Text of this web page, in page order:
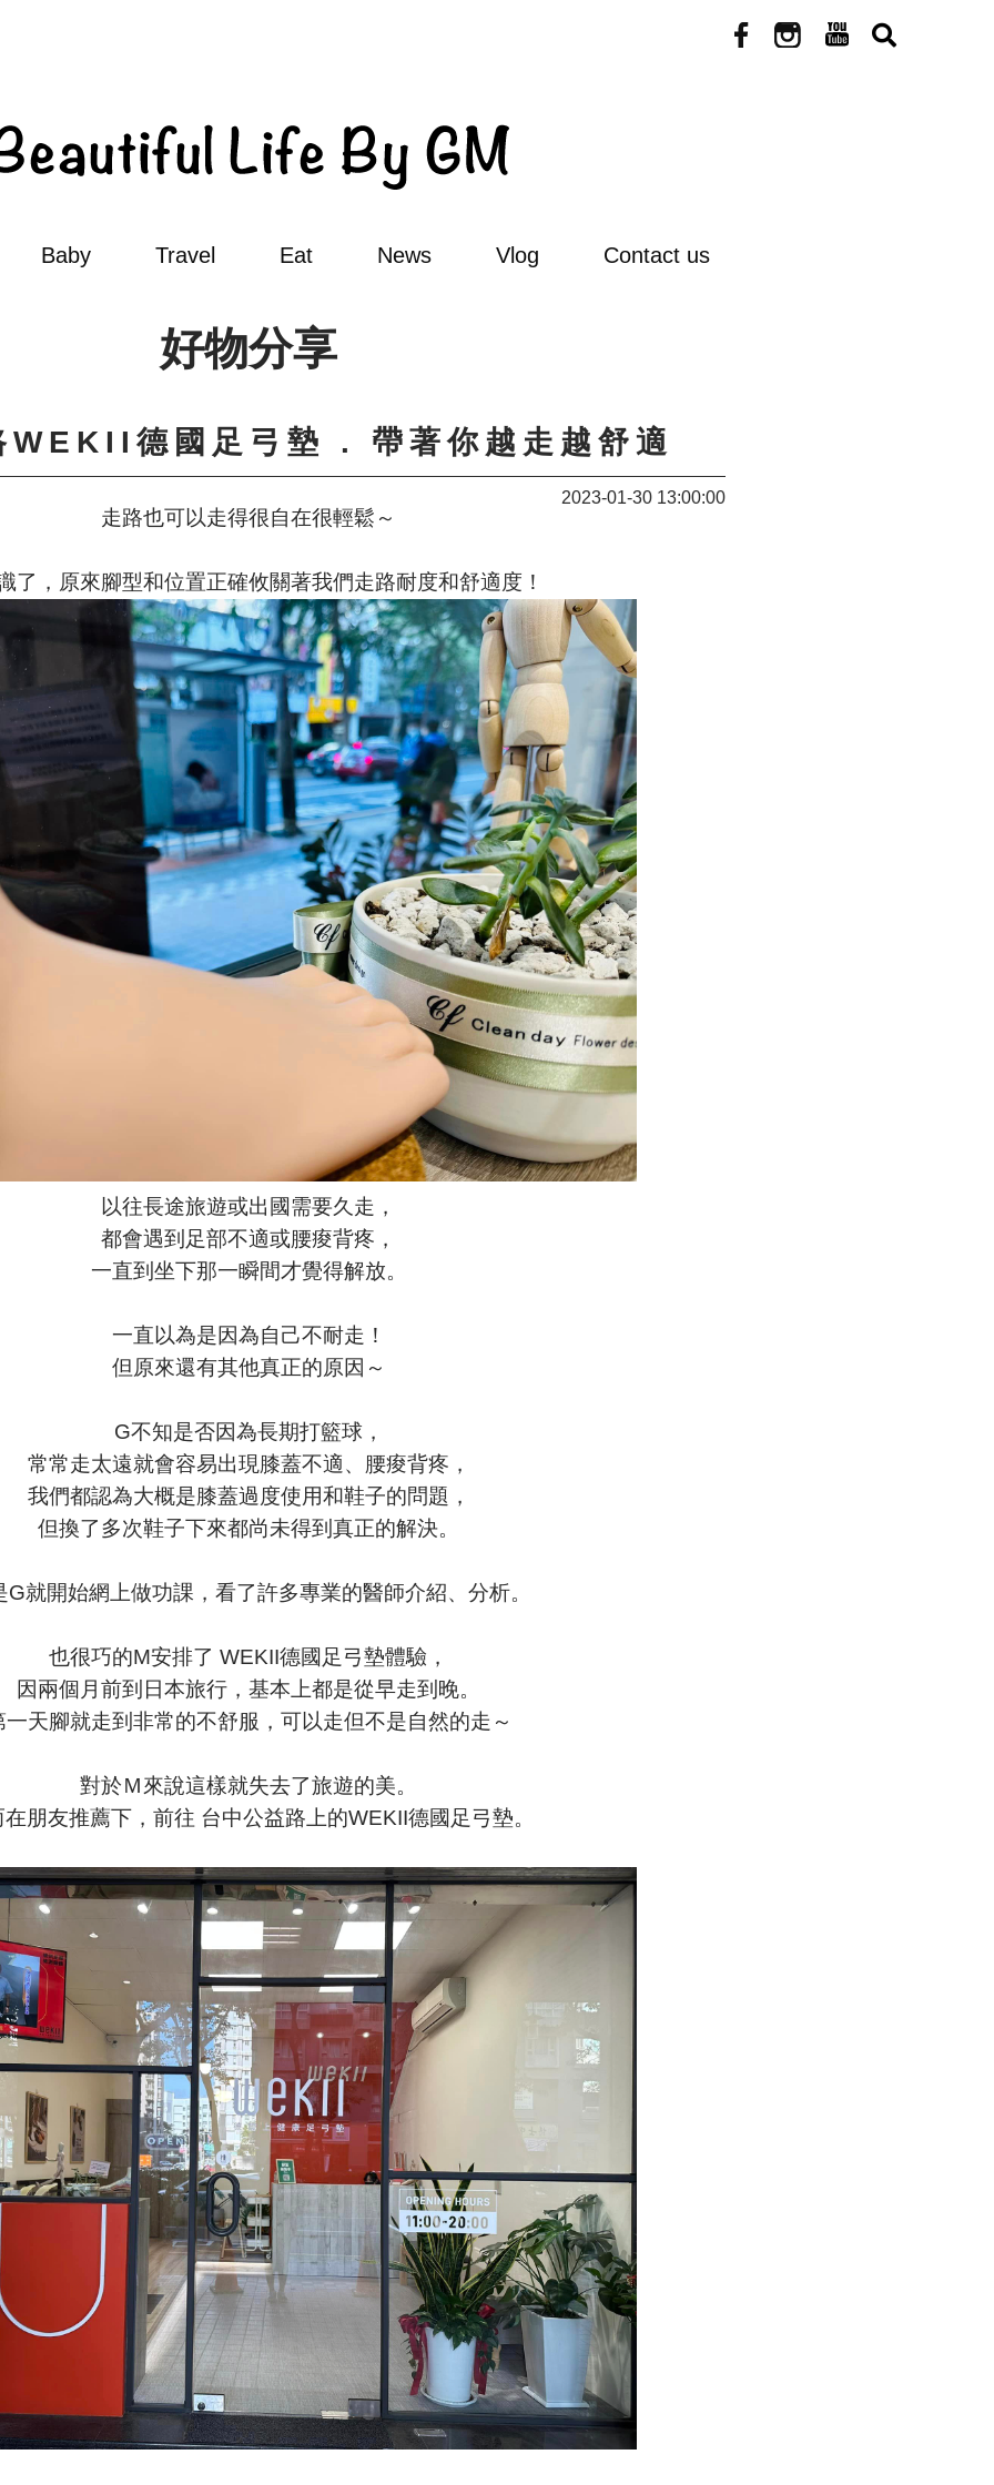
Baby Travel Eat News Vlog Contact us
好物分享
WEKII德國足弓墊 . 帶著你越走越舒適
2023-01-30 13:00:00
走路也可以走得很自在很輕鬆～
了，原來腳型和位置正確攸關著我們走路耐度和舒適度！
以往長途旅遊或出國需要久走，
都會遇到足部不適或腰痠背疼，
一直到坐下那一瞬間才覺得解放。
一直以為是因為自己不耐走！
但原來還有其他真正的原因～
G不知是否因為長期打籃球，
常常走太遠就會容易出現膝蓋不適、腰痠背疼，
我們都認為大概是膝蓋過度使用和鞋子的問題，
但換了多次鞋子下來都尚未得到真正的解決。
G就開始網上做功課，看了許多專業的醫師介紹、分析。
也很巧的M安排了 WEKII德國足弓墊體驗，
因兩個月前到日本旅行，基本上都是從早走到晚。
一天腳就走到非常的不舒服，可以走但不是自然的走～
對於Ｍ來說這樣就失去了旅遊的美。
朋友推薦下，前往 台中公益路上的WEKII德國足弓墊。